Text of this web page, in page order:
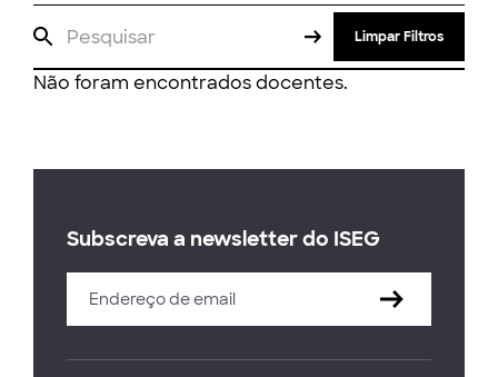
Limpar Filtros
Não foram encontrados docentes.
Subscreva a newsletter do ISEG